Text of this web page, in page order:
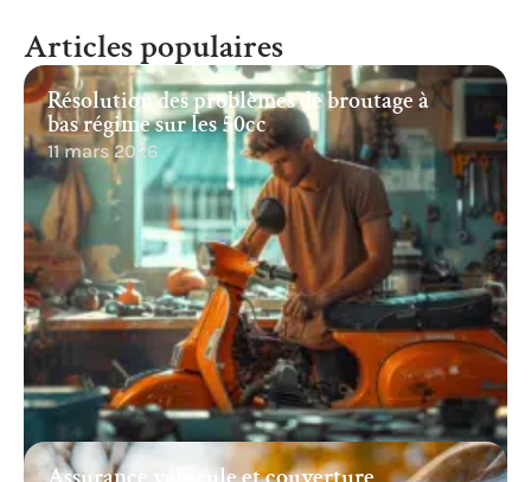
Articles populaires
Résolution des problèmes de broutage à
bas régime sur les 50cc
11 mars 2026